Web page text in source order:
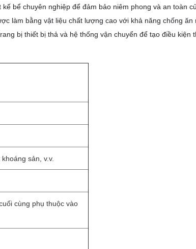
bể chuyên nghiệp để đảm bảo niêm phong và an toàn
làm bằng vật liệu chất lượng cao với khả năng chống ăn
bị thiết bị thả và hệ thống vận chuyển để tạo điều kiện
sản, v.v.
cùng phụ thuộc vào